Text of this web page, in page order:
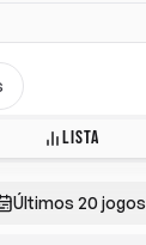
LISTA
Últimos 20 jogos